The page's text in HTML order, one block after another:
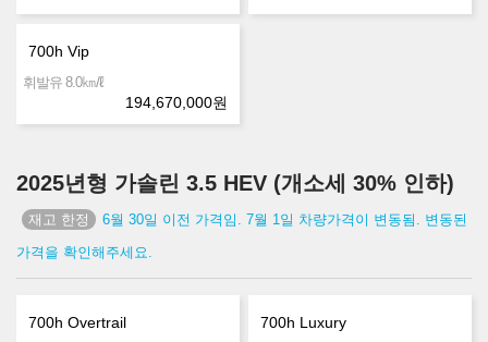
700h Vip
휘발유 8.0㎞/ℓ
194,670,000원
2025년형 가솔린 3.5 HEV (개소세 30% 인하)
6월 30일 이전 가격임. 7월 1일 차량가격이 변동됨. 변동된
가격을 확인해주세요.
700h Overtrail 700h Luxury